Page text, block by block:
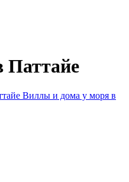
Паттайе
Виллы и дома у моря в